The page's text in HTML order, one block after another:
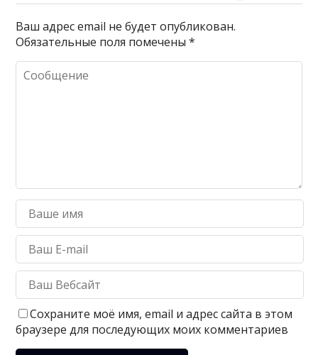
Ваш адрес email не будет опубликован.
Обязательные поля помечены*
Сохраните моё имя, email и адрес сайта в этом
браузере для последующих моих комментариев